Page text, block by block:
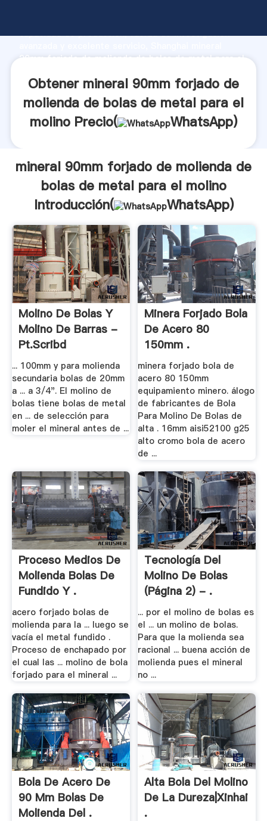
capacidad de producción, fuerza de investigación
90mm forjado de molienda de bolas de metal para el
todos los clientes.
Obtener mineral 90mm forjado de
molienda de bolas de metal para el
molino Precio(
WhatsApp)
mineral 90mm forjado de molienda de
bolas de metal para el molino
Introducción(
WhatsApp)
Molino De Bolas Y
Molino De Barras -
Pt.scribd
... 100mm y para molienda
secundaria bolas de 20mm
a ... a 3/4". El molino de
bolas tiene bolas de metal
en ... de selección para
moler el mineral antes de ...
Minera Forjado Bola
De Acero 80
150mm .
minera forjado bola de
acero 80 150mm
equipamiento minero. álogo
de fabricantes de Bola
Para Molino De Bolas de
alta . 16mm aisi52100 g25
alto cromo bola de acero
de ...
Proceso Medios De
Molienda Bolas De
Fundido Y .
acero forjado bolas de
molienda para la ... luego se
vacía el metal fundido .
Proceso de enchapado por
el cual las ... molino de bola
forjado para el mineral ...
Tecnología Del
Molino De Bolas
(página 2) - .
... por el molino de bolas es
el ... un molino de bolas.
Para que la molienda sea
racional ... buena acción de
molienda pues el mineral
no ...
Bola De Acero De
90 Mm Bolas De
Molienda Del .
Alta Bola Del Molino
De La Dureza|Xinhai
.